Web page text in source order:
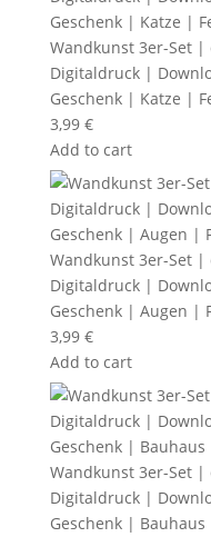
Wandkunst 3er-Set |
Digitaldruck |
Geschenk | Katze |
3,99 €
Add to cart
Wandkunst 3er-Set |
Digitaldruck |
Geschenk | Augen |
3,99 €
Add to cart
Wandkunst 3er-Set |
Digitaldruck |
Geschenk |